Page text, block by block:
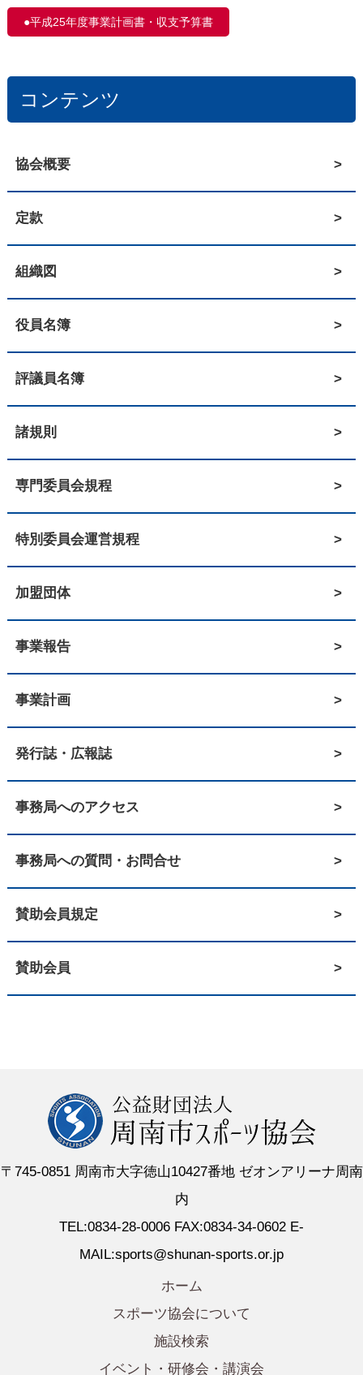
●平成25年度事業計画書・収支予算書
コンテンツ
協会概要
定款
組織図
役員名簿
評議員名簿
諸規則
専門委員会規程
特別委員会運営規程
加盟団体
事業報告
事業計画
発行誌・広報誌
事務局へのアクセス
事務局への質問・お問合せ
賛助会員規定
賛助会員
〒745-0851 周南市大字徳山10427番地 ゼオンアリーナ周南
内
TEL:0834-28-0006 FAX:0834-34-0602 E-
MAIL:sports@shunan-sports.or.jp
ホーム
スポーツ協会について
施設検索
イベント・研修会・講演会